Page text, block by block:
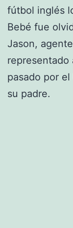
fútbol inglés
Bebé fue
Jason,
representado
pasado por
su padre.